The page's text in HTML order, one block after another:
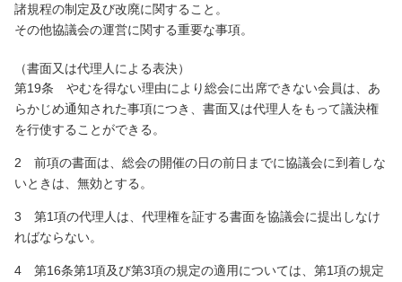
諸規程の制定及び改廃に関すること。
その他協議会の運営に関する重要な事項。
（書面又は代理人による表決）
第19条 やむを得ない理由により総会に出席できない会員は、あ
らかじめ通知された事項につき、書面又は代理人をもって議決権
を行使することができる。
2 前項の書面は、総会の開催の日の前日までに協議会に到着しな
いときは、無効とする。
3 第1項の代理人は、代理権を証する書面を協議会に提出しなけ
ればならない。
4 第16条第1項及び第3項の規定の適用については、第1項の規定